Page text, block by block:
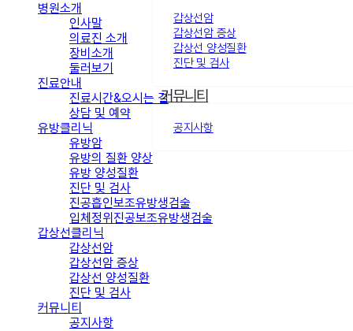
갑상선암
갑상선암 증상
갑상선 양성질환
진단 및 검사
커뮤니티
공지사항
병원소개
인사말
의료진 소개
장비소개
둘러보기
진료안내
진료시간&오시는 길
상담 및 예약
유방클리닉
유방암
유방의 질환 양상
유방 양성질환
진단 및 검사
진공흡인보조유방생검술
입체정위진공보조유방생검술
갑상선클리닉
갑상선암
갑상선암 증상
갑상선 양성질환
진단 및 검사
커뮤니티
공지사항